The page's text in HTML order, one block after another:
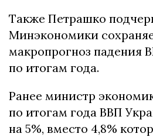
Также Петрашко
Минэкономики
макропрогноз падения
по итогам года.
Ранее министр
по итогам года ВВП
на 5%, вместо 4,8%